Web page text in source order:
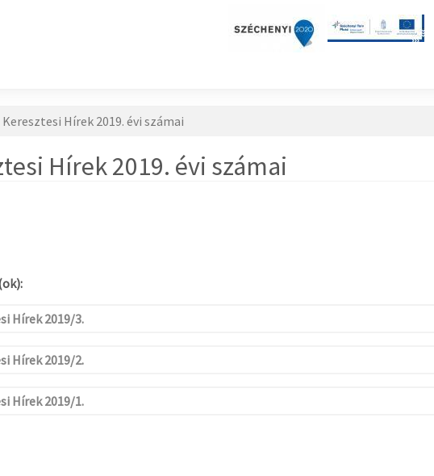
Keresztesi Hírek 2019. évi számai
Hírek 2019. évi számai
Hírek 2019/3.
Hírek 2019/2.
Hírek 2019/1.